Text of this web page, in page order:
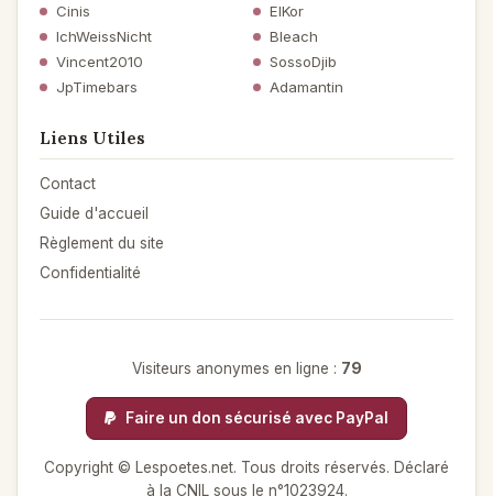
Cinis
ElKor
IchWeissNicht
Bleach
Vincent2010
SossoDjib
JpTimebars
Adamantin
Liens Utiles
Contact
Guide d'accueil
Règlement du site
Confidentialité
Visiteurs anonymes en ligne : 79
Faire un don sécurisé avec PayPal
Copyright © Lespoetes.net. Tous droits réservés. Déclaré
à la CNIL sous le n°1023924.